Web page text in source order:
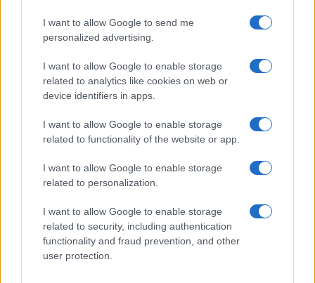
I want to allow Google to send me
personalized advertising.
I want to allow Google to enable storage
related to analytics like cookies on web or
device identifiers in apps.
I want to allow Google to enable storage
related to functionality of the website or app.
I want to allow Google to enable storage
related to personalization.
I want to allow Google to enable storage
related to security, including authentication
functionality and fraud prevention, and other
user protection.
Continua a leggere
SHOPPING NERD